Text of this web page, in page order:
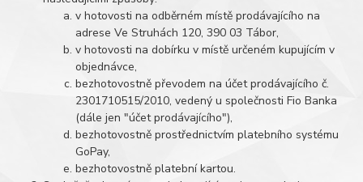
v hotovosti na odběrném místě prodávajícího na
adrese Ve Struhách 120, 390 03 Tábor,
v hotovosti na dobírku v místě určeném kupujícím v
objednávce,
bezhotovostně převodem na účet prodávajícího č.
2301710515/2010, vedený u společnosti Fio Banka
(dále jen "účet prodávajícího"),
bezhotovostně prostřednictvím platebního systému
GoPay,
bezhotovostně platební kartou.